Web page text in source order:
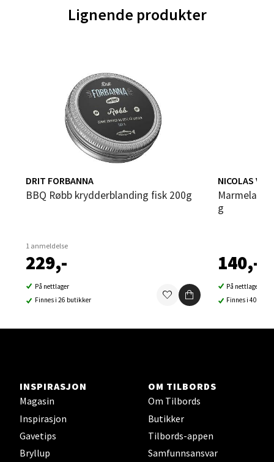
Lignende produkter
DRIT FORBANNA
BBQ Røbb krydderblanding fisk 200g
1 anmeldelse
229,-
På nettlager
Finnes i 26 butikker
NICOLAS
Marmelade kokos & pasjonsfrukt 235
g
140,-
På nettlager
Finnes i 40
INSPIRASJON
Magasin
Inspirasjon
Gavetips
Bryllup
OM TILBORDS
Om Tilbords
Butikker
Tilbords-appen
Samfunnsansvar
Trondheim - Sirkus Shopping
Falkenborgveien 5, 7044 Trondheim
Åpent i dag 09-21
Velg
Ski - Thon Senter Ski
Ski Storsenter, Jernbanesvingen 6, 1400 Ski
Åpent i dag 10-21
Sortland - Sortland Storsenter
Strangata 26, 8400 Sortland
Åpent i dag 10-19